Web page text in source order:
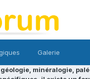
Galerie
minéralogie,